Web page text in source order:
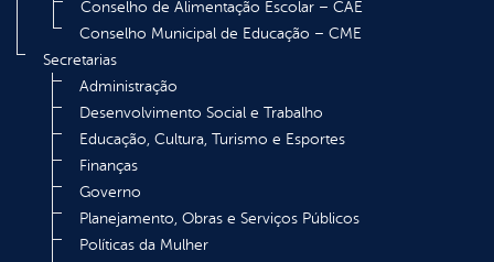
Conselho de Alimentação Escolar – CAE
Conselho Municipal de Educação – CME
Secretarias
Administração
Desenvolvimento Social e Trabalho
Educação, Cultura, Turismo e Esportes
Finanças
Governo
Planejamento, Obras e Serviços Públicos
Políticas da Mulher